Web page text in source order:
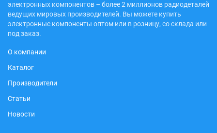
электронных компонентов – более 2 миллионов радиодеталей
ведущих мировых производителей. Вы можете купить
электронные компоненты оптом или в розницу, со склада или
под заказ.
О компании
Каталог
Производители
Статьи
Новости